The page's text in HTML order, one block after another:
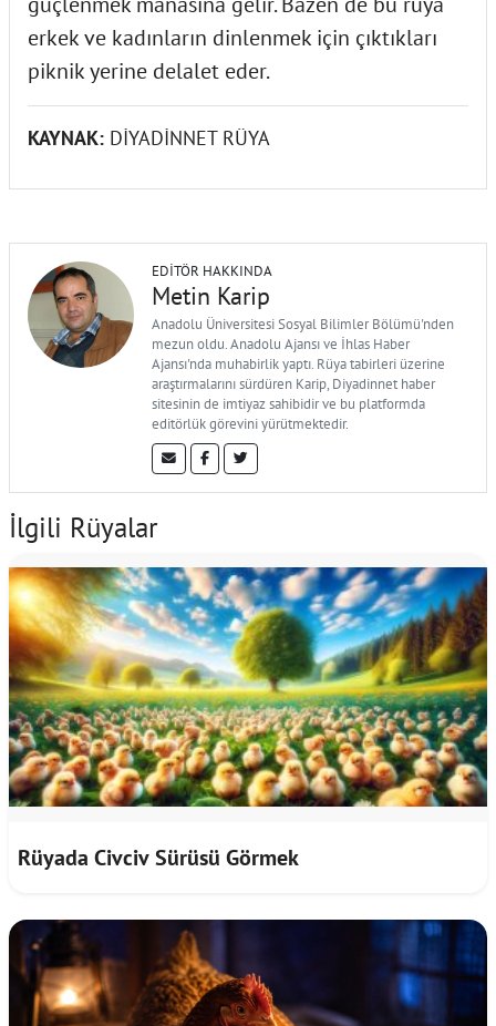
erkek ve kadınların dinlenmek için çıktıkları
piknik yerine delalet eder.
KAYNAK: DİYADİNNET RÜYA
EDITÖR HAKKINDA
Metin Karip
Anadolu Üniversitesi Sosyal Bilimler Bölümü'nden
mezun oldu. Anadolu Ajansı ve İhlas Haber
Ajansı'nda muhabirlik yaptı. Rüya tabirleri üzerine
araştırmalarını sürdüren Karip, Diyadinnet haber
sitesinin de imtiyaz sahibidir ve bu platformda
editörlük görevini yürütmektedir.
İlgili Rüyalar
Rüyada Civciv Sürüsü Görmek